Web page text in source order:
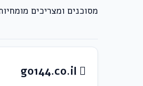
מסוכנים ומצריכים